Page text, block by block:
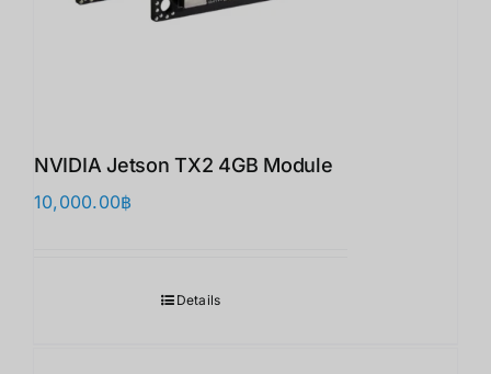
NVIDIA Jetson TX2 4GB Module
10,000.00฿
Details